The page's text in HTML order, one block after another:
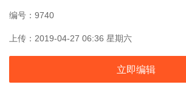
编号：9740
上传：2019-04-27 06:36 星期六
立即编辑